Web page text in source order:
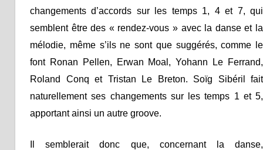
changements d’accords sur les temps 1, 4 et 7, qui
semblent être des « rendez-vous » avec la danse et la
mélodie, même s’ils ne sont que suggérés, comme le
font Ronan Pellen, Erwan Moal, Yohann Le Ferrand,
Roland Conq et Tristan Le Breton. Soïg Sibéril fait
naturellement ses changements sur les temps 1 et 5,
apportant ainsi un autre groove.
Il semblerait donc que, concernant la danse,